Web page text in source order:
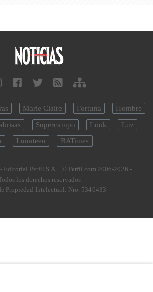
Marie Claire Fortuna
Hombre
Supercampo Look
Luz
Lunateen BATimes
Editorial Perfil S.A. | © Perfil.com 2006-2026 -
los derechos reservados
Propiedad Intelectual: Nro. 5346433